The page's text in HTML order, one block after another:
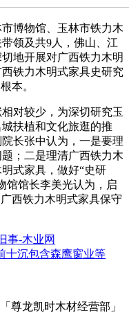
博物馆、玉林市铁力木
领及共9人，佛山、江
地开展对广西铁力木明
铁力木明式家具史研究
本。
对较少，为深切研究玉
扶植和文化旅逛的推
长张中认为，一是要理
；二是理清广西铁力木
式家具，做好“史研
馆馆长李美光认为，启
西铁力木明式家具保守
事-木业网
十沉包含森鹰窗业等
尊龙凯时木材经营部」